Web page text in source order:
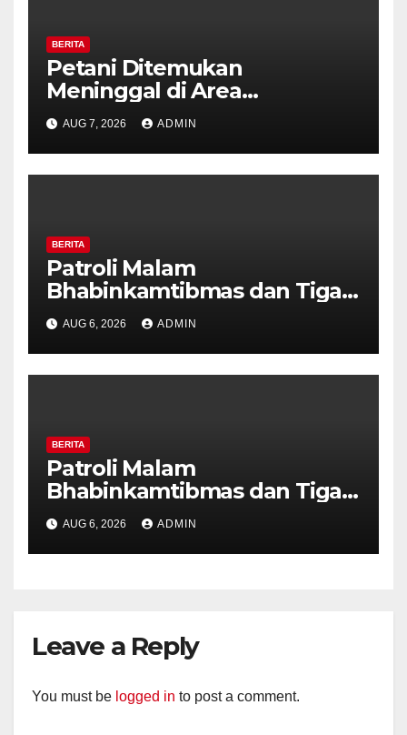
BERITA
Petani Ditemukan
Meninggal di Area
Persawahan Kalibeji, Polisi
Pastikan Tidak Ada Tanda
Kekerasan
AUG 7, 2026 ADMIN
BERITA
Patroli Malam
Bhabinkamtibmas dan Tiga
Pilar Kelurahan Ungaran
Perkuat Kamtibmas, Warga
Diajak Aktifkan Ronda
AUG 6, 2026 ADMIN
BERITA
Patroli Malam
Bhabinkamtibmas dan Tiga
Pilar Kelurahan Ungaran
Perkuat Kamtibmas, Warga
Diajak Aktifkan Ronda
AUG 6, 2026 ADMIN
Leave a Reply
You must be logged in to post a comment.